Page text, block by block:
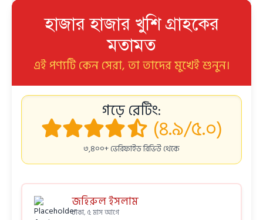
হাজার হাজার খুশি গ্রাহকের
মতামত
এই পণ্যটি কেন সেরা, তা তাদের মুখেই শুনুন।
গড়ে রেটিং:
(৪.৯/৫.০)
৩,৪০০+ ভেরিফাইড রিভিউ থেকে
জহিরুল ইসলাম
ঢাকা, ৫ মাস আগে